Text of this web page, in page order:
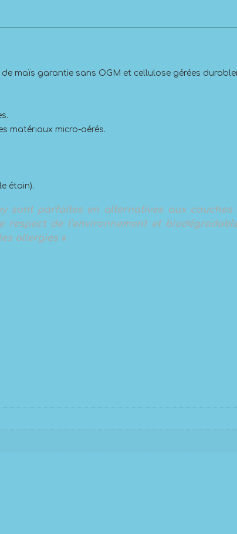
maïs garantie sans OGM et cellulose gérées
matériaux micro-aérés.
étain).
sont parfaites en alternatives aux couches
de l’environnement et
allergies «